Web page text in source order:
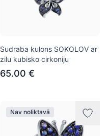
Sudraba kulons SOKOLOV ar
zilu kubisko cirkoniju
65.00 €
Nav noliktavā